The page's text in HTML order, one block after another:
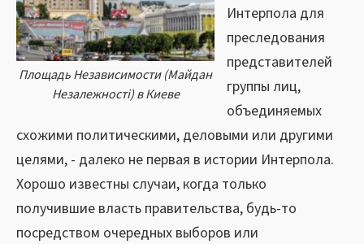
Площадь Независимости (Майдан
Незалежностi) в Киеве
Интерпола для
преследования
представителей
группы лиц,
объединяемых
схожими политическими, деловыми или другими
целями, - далеко не первая в истории Интерпола.
Хорошо известны случаи, когда только
получившие власть правительства, будь-то
посредством очередных выборов или